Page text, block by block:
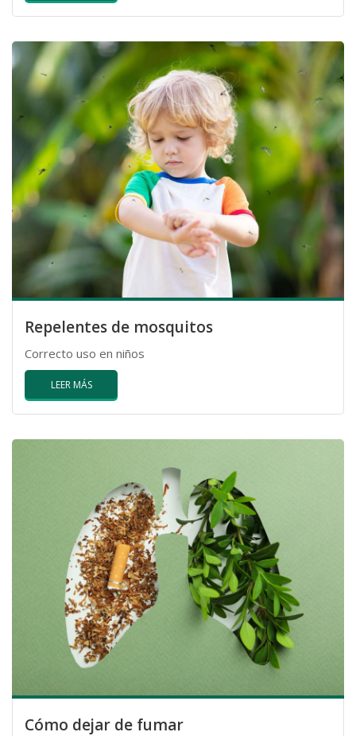
Repelentes de mosquitos
Correcto uso en niños
LEER MÁS
Cómo dejar de fumar